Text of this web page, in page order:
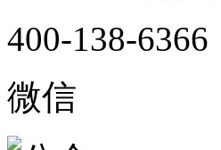
400-138-6366
微信